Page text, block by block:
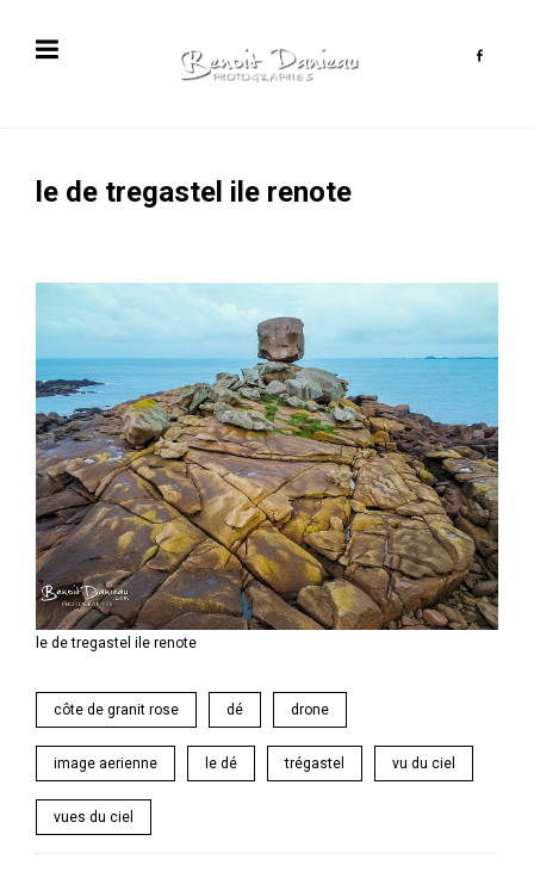
le de tregastel ile renote
le de tregastel ile renote
côte de granit rose dé drone
image aerienne le dé trégastel vu du ciel
vues du ciel